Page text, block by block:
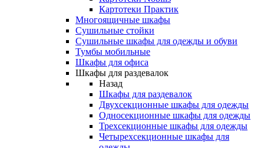
Картотеки Практик
Многоящичные шкафы
Сушильные стойки
Сушильные шкафы для одежды и обуви
Тумбы мобильные
Шкафы для офиса
Шкафы для раздевалок
Назад
Шкафы для раздевалок
Двухсекционные шкафы для одежды
Односекционные шкафы для одежды
Трехсекционные шкафы для одежды
Четырехсекционные шкафы для